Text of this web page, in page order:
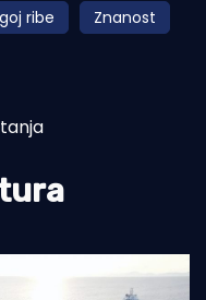
ribe Znanost